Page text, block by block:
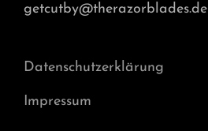
getcutby@therazorblades.de
Datenschutzerklärung
Impressum